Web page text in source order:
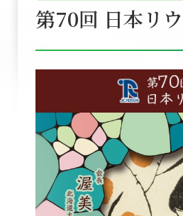
第70回 日本リ